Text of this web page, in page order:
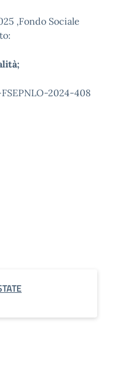
,Fondo Sociale
FSEPNLO-2024-408